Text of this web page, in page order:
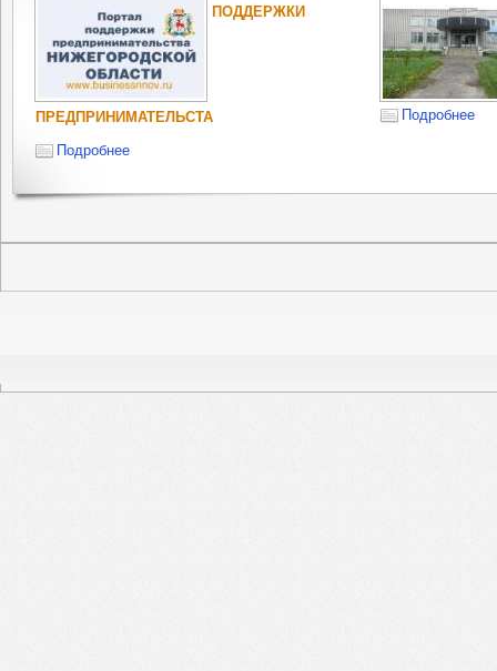
ПОДДЕРЖКИ
ПРЕДПРИНИМАТЕЛЬСТА
Подробнее
Подробнее